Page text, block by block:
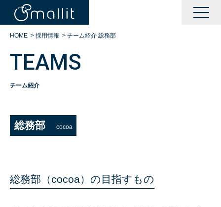
HOME > 採用情報 > チーム紹介 総務部
TEAMS
チーム紹介
総務部 cocoa
総務部（cocoa）の目指すもの